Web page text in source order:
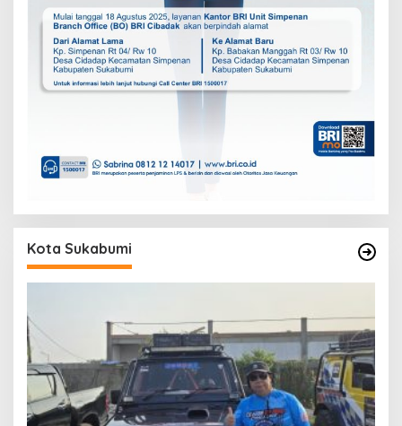
Kota Sukabumi